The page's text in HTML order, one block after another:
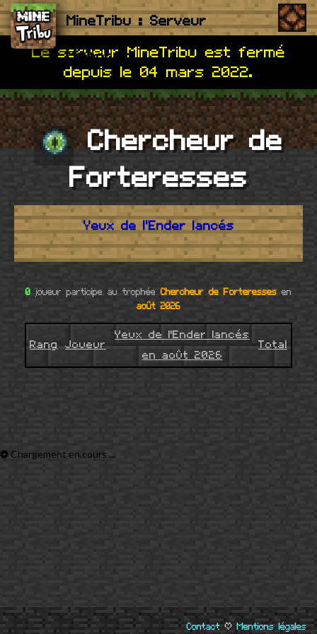
MineTribu : Serveur
Minecraft
Le serveur MineTribu est fermé
depuis le 04 mars 2022.
Chercheur de
Forteresses
Yeux de l'Ender lancés
0 joueur participe au trophéeChercheur de Forteresses en
août 2026
Rang Joueur
Yeux de l'Ender lancés
en août 2026
Total
Chargement en cours ...
Contact| Mentions légales